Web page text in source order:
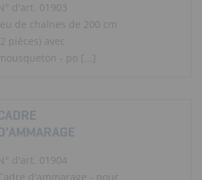
d'art. 01903
Jeu de chaînes de 200 cm
pièces) avec
- po [...]
d'art. 01904
d'ammarage - pour